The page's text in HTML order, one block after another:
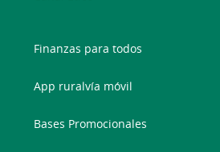
Finanzas para todos
App ruralvía móvil
Bases Promocionales